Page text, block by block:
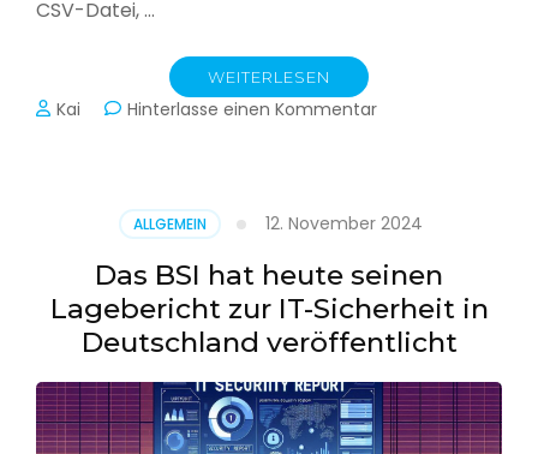
CSV-Datei, …
WEITERLESEN
Kai Hinterlasse einen Kommentarzu
aus
CSV
erstellen
ALLGEMEIN 12. November 2024
Das BSI hat heute seinen
Lagebericht zur IT-Sicherheit in
Deutschland veröffentlicht